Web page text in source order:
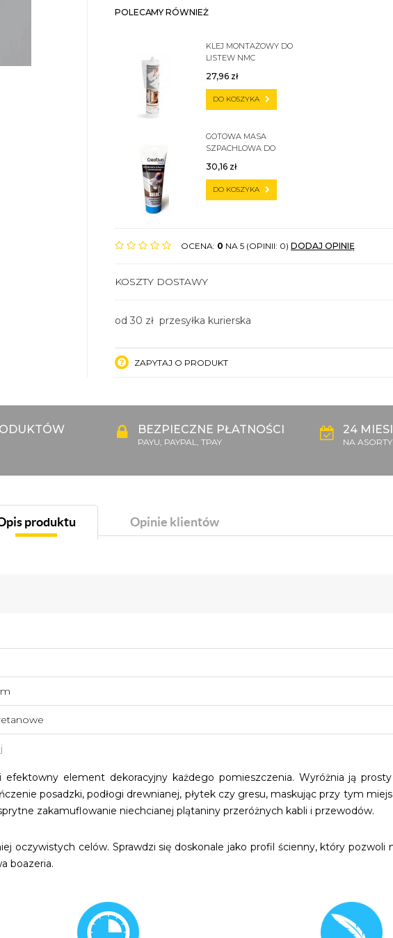
POLECAMY RÓWNIEŻ
KLEJ MONTAŻOWY DO
LISTEW NMC
27,96 zł
DO KOSZYKA
GOTOWA MASA
SZPACHLOWA DO
30,16 zł
DO KOSZYKA
OCENA: 0 NA 5 (OPINII: 0) DODAJ OPINIĘ
KOSZTY DOSTAWY
od 30 zł przesyłka kurierska
ZAPYTAJ O PRODUKT
BEZPIECZNE PŁATNOŚCI
PAYU, PAYPAL, TPAY
24
NA
produktu Opinie klientów
element dekoracyjny każdego pomieszczenia. Wyróżnia ją
posadzki, podłogi drewnianej, płytek czy gresu, maskując przy tym
zakamuflowanie niechcianej plątaniny przeróżnych kabli i przewodów.
oczywistych celów. Sprawdzi się doskonale jako profil ścienny, który pozwoli
boazeria.